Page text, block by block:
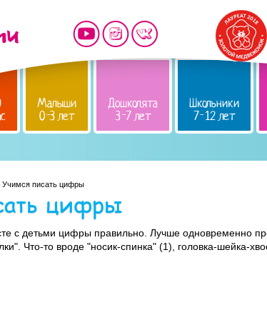
Малыши
0-3 лет
Дошколята
3-7 лет
Школьники
7-12 лет
Учимся писать цифры
цифры
с детьми цифры правильно. Лучше одновременно
Что-то вроде "носик-спинка" (1), головка-шейка-